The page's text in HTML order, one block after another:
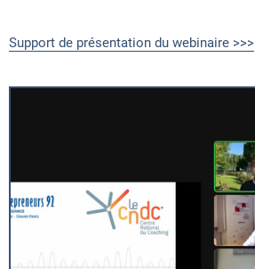
Support de présentation du webinaire >>>